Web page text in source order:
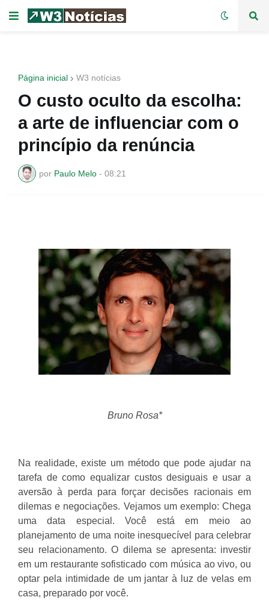
Página inicial W3 notícias
O custo oculto da escolha:
a arte de influenciar com o
princípio da renúncia
por Paulo Melo - 08:21
Bruno Rosa*
Na realidade, existe um método que pode ajudar na
tarefa de como equalizar custos desiguais e usar a
aversão à perda para forçar decisões racionais em
dilemas e negociações. Vejamos um exemplo: Chega
uma data especial. Você está em meio ao
planejamento de uma noite inesquecível para celebrar
seu relacionamento. O dilema se apresenta: investir
em um restaurante sofisticado com música ao vivo, ou
optar pela intimidade de um jantar à luz de velas em
casa, preparado por você.